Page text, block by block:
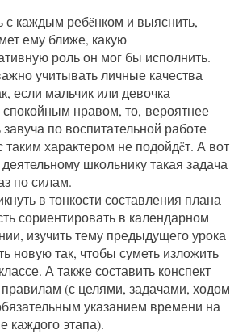
с каждым ребëнком и выяснить,
ему ближе, какую
роль он мог бы исполнить.
учитывать личные качества
если мальчик или девочка
спокойным нравом, то, вероятнее
завуча по воспитательной работе
таким характером не подойдëт. А вот
школьнику такая задача
по силам.
в тонкости составления плана
сориентировать в календарном
изучить тему предыдущего урока
новую так, чтобы суметь изложить
А также составить конспект
правилам (с целями, задачами, ходом
указанием времени на
каждого этапа).